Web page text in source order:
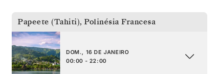
Papeete (Tahiti), Polinésia Francesa
DOM., 16 DE JANEIRO
00:00 - 22:00